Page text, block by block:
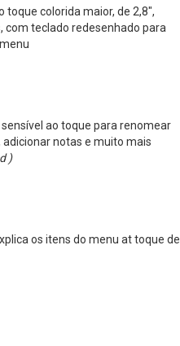
toque colorida maior, de 2,8",
com teclado redesenhado para
ao toque para renomear
notas e muito mais
)
os itens do menu at toque de